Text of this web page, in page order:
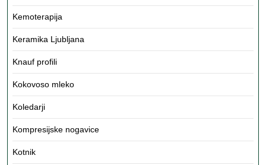
Kemoterapija
Keramika Ljubljana
Knauf profili
Kokovoso mleko
Koledarji
Kompresijske nogavice
Kotnik